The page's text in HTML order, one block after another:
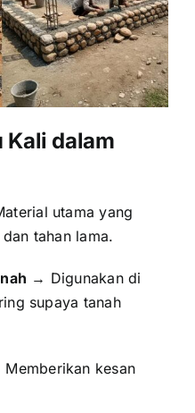
Kali dalam
utama yang
tahan lama.
→ Digunakan di
supaya tanah
kesan